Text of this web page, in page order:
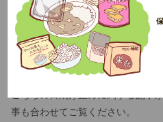
日焼け止めクリーム
長時間炎天下にいる際は必要です
の方も持っておくと良いでしょう
こちらの日焼け止めに関する記事
事も合わせてご覧ください。